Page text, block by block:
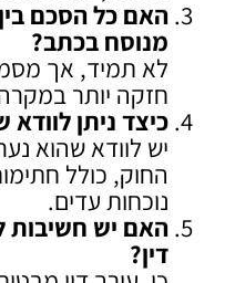
האם כל הסכם
מנוסח בכתב?
לא תמיד, אך
חזקה יותר
כיצד ניתן
יש לוודא שהוא
החוק, כולל
נוכחות עדים.
האם יש חשיבות
דין?